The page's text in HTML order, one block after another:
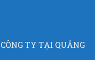
TY TẠI QUẢNG